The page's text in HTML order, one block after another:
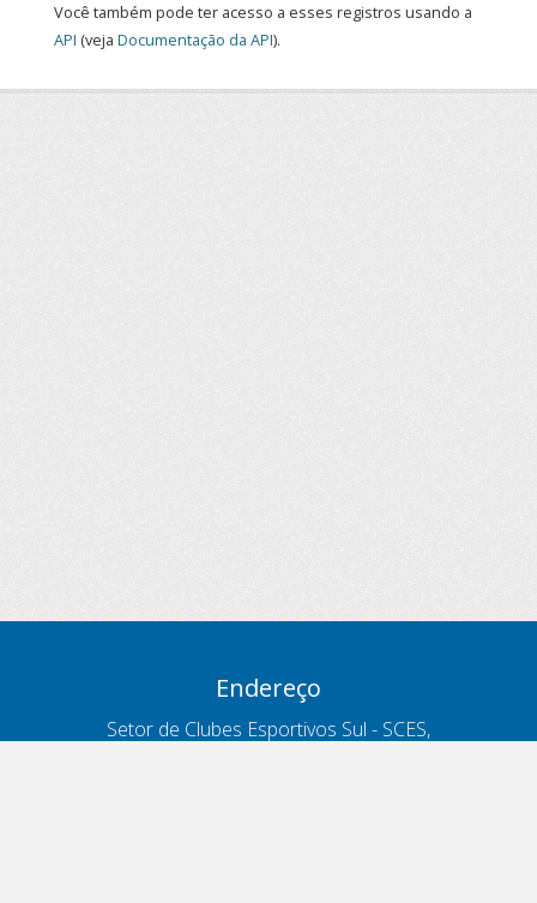
Você também pode ter acesso a esses registros usando a
API (veja Documentação da API).
Endereço
Setor de Clubes Esportivos Sul - SCES,